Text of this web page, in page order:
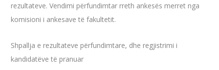
rezultateve. Vendimi përfundimtar rreth ankesës merret nga
komisioni i ankesave të fakultetit.
Shpallja e rezultateve përfundimtare, dhe regjistrimi i
kandidatëve të pranuar